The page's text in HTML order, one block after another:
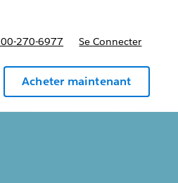
270-6977 Se Connecter
Acheter maintenant